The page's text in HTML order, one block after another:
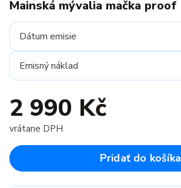
Mainská mývalia mačka proof
Dátum emisie
Emisný náklad
2 990 Kč
vrátane DPH
Pridať do košíka